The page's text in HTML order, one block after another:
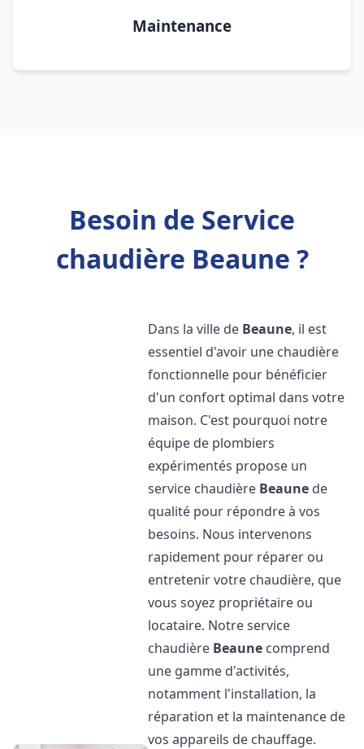
Maintenance
Besoin de Service
chaudière Beaune ?
Dans la ville de Beaune, il est
essentiel d'avoir une chaudière
fonctionnelle pour bénéficier
d'un confort optimal dans votre
maison. C'est pourquoi notre
équipe de plombiers
expérimentés propose un
service chaudière Beaune de
qualité pour répondre à vos
besoins. Nous intervenons
rapidement pour réparer ou
entretenir votre chaudière, que
vous soyez propriétaire ou
locataire. Notre service
chaudière Beaune comprend
une gamme d'activités,
notamment l'installation, la
réparation et la maintenance de
vos appareils de chauffage.